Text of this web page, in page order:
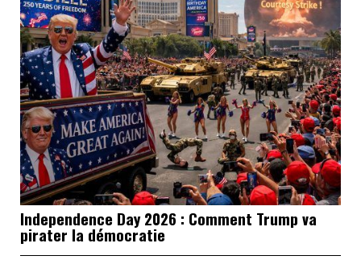
Independence Day 2026 : Comment Trump va
pirater la démocratie